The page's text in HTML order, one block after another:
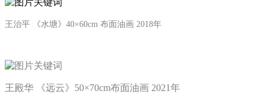
王治平 《水塘》40×60cm 布面油画 2018年
王殿华 《远云》50×70cm布面油画 2021年